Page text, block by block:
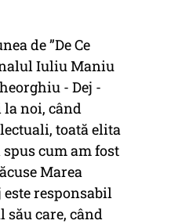
de ”De Ce
Iuliu Maniu
- Dej -
noi, când
toată elita
cum am fost
Marea
este responsabil
care, când